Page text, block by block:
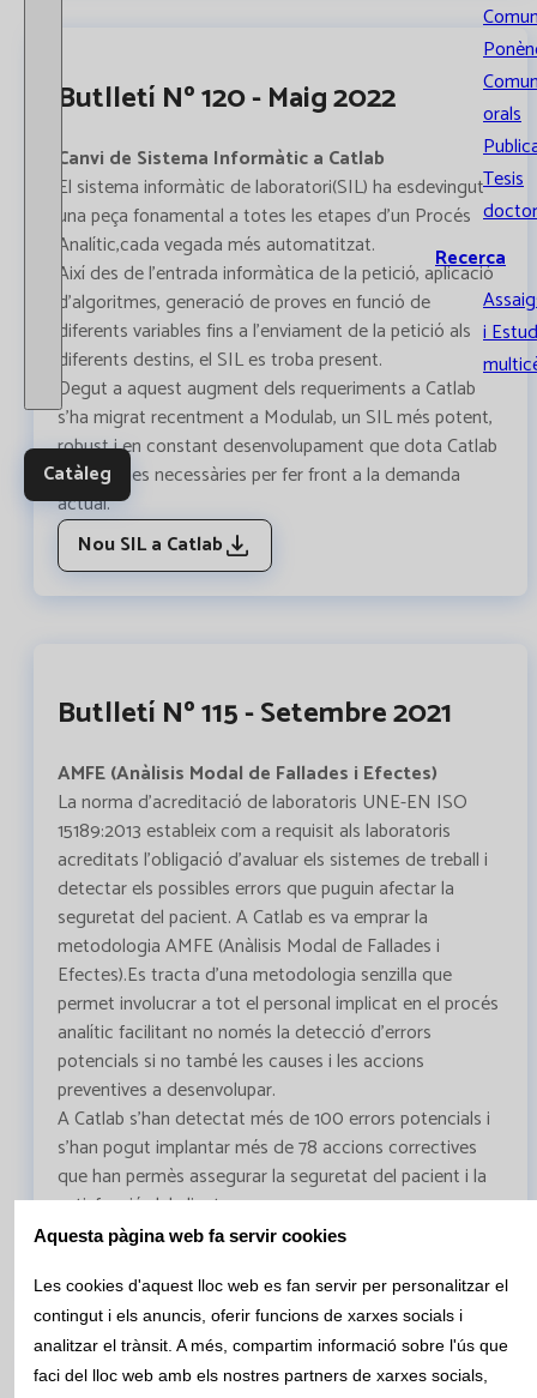
orals
Tesis
Recerca
i
Catàleg
Butlletí Nº 120 - Maig 2022
Canvi de Sistema Informàtic a Catlab
El sistema informàtic de laboratori(SIL) ha esdevingut
una peça fonamental a totes les etapes d'un Procés
Analític,cada vegada més automatitzat.
Així des de l'entrada informàtica de la petició, aplicació
d'algoritmes, generació de proves en funció de
diferents variables fins a l'enviament de la petició als
diferents destins, el SIL es troba present.
Degut a aquest augment dels requeriments a Catlab
s'ha migrat recentment a Modulab, un SIL més potent,
robust i en constant desenvolupament que dota Catlab
de les eines necessàries per fer front a la demanda
actual.
Nou SIL a Catlab
Butlletí Nº 115 - Setembre 2021
AMFE (Anàlisis Modal de Fallades i Efectes)
La norma d’acreditació de laboratoris UNE-EN ISO
15189:2013 estableix com a requisit als laboratoris
acreditats l’obligació d’avaluar els sistemes de treball i
detectar els possibles errors que puguin afectar la
seguretat del pacient. A Catlab es va emprar la
metodologia AMFE (Anàlisis Modal de Fallades i
Efectes).Es tracta d’una metodologia senzilla que
permet involucrar a tot el personal implicat en el procés
analític facilitant no només la detecció d’errors
potencials si no també les causes i les accions
preventives a desenvolupar.
A Catlab s’han detectat més de 100 errors potencials i
s’han pogut implantar més de 78 accions correctives
que han permès assegurar la seguretat del pacient i la
satisfacció del client.
AMFE- Anàlisis Modal de Fallades i Efectes
Aquesta pàgina web fa servir cookies
Les cookies d'aquest lloc web es fan servir per personalitzar el
contingut i els anuncis, oferir funcions de xarxes socials i
analitzar el trànsit. A més, compartim informació sobre l'ús que
faci del lloc web amb els nostres partners de xarxes socials,